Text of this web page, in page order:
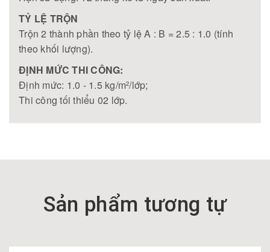
TỶ LỆ TRỘN
Trộn 2 thành phần theo tỷ lệ A : B = 2.5 : 1.0 (tính
theo khối lượng).
ĐỊNH MỨC THI CÔNG:
Định mức: 1.0 - 1.5 kg/m2/lớp;
Thi công tối thiểu 02 lớp.
Sản phẩm tương tự